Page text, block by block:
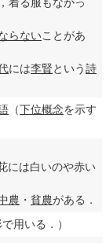
らないことがあ
には李賢という詩
（下位概念を示す
には白いのや赤い
農 ・ 貧農がある．
で用いる．）